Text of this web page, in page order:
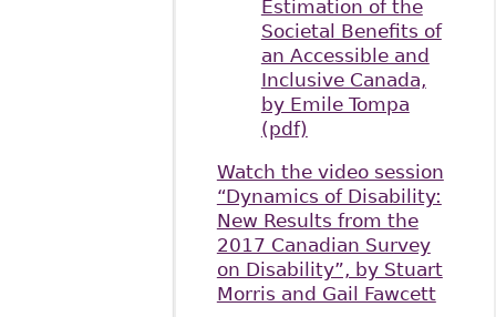
Estimation of the
Societal Benefits of
an Accessible and
Inclusive Canada,
by Emile Tompa
(pdf)
Watch the video session
“Dynamics of Disability:
New Results from the
2017 Canadian Survey
on Disability”, by Stuart
Morris and Gail Fawcett